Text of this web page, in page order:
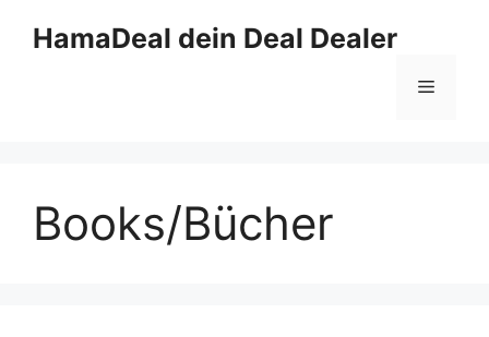
InhaltHamaDeal dein Deal Dealer
Menü
Books/Bücher